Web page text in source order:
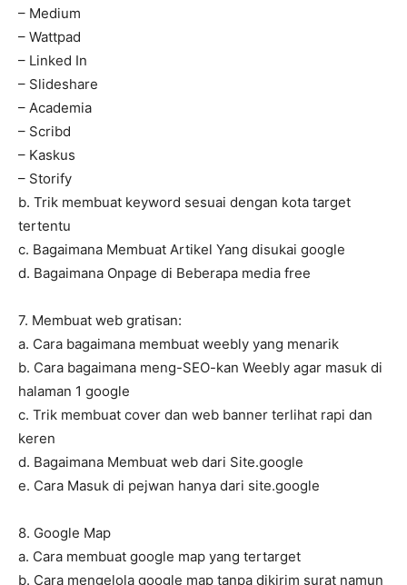
– Medium
– Wattpad
– Linked In
– Slideshare
– Academia
– Scribd
– Kaskus
– Storify
b. Trik membuat keyword sesuai dengan kota target
tertentu
c. Bagaimana Membuat Artikel Yang disukai google
d. Bagaimana Onpage di Beberapa media free
7. Membuat web gratisan:
a. Cara bagaimana membuat weebly yang menarik
b. Cara bagaimana meng-SEO-kan Weebly agar masuk di
halaman 1 google
c. Trik membuat cover dan web banner terlihat rapi dan
keren
d. Bagaimana Membuat web dari Site.google
e. Cara Masuk di pejwan hanya dari site.google
8. Google Map
a. Cara membuat google map yang tertarget
b. Cara mengelola google map tanpa dikirim surat namun